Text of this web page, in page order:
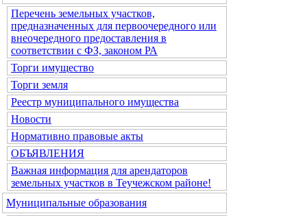
Перечень земельных участков,
предназначенных для первоочередного или
внеочередного предоставления в
соответствии с ФЗ, законом РА
Торги имущество
Торги земля
Реестр муниципального имущества
Новости
Нормативно правовые акты
ОБЪЯВЛЕНИЯ
Важная информация для арендаторов
земельных участков в Теучежском районе!
Муниципальные образования